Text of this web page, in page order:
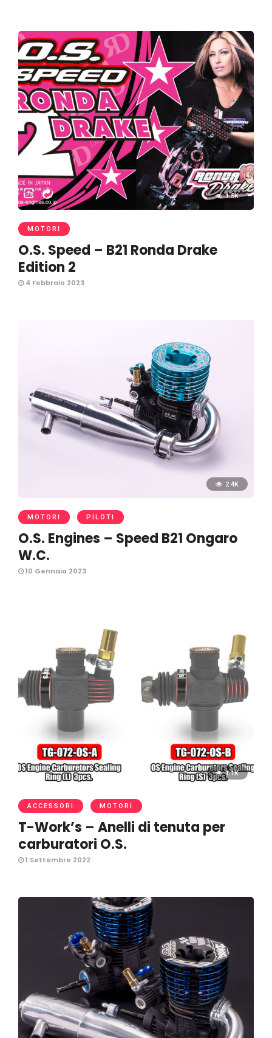
1.5K
MOTORI
O.S. Speed – B21 Ronda Drake
Edition 2
4 Febbraio 2023
2.4K
MOTORI PILOTI
O.S. Engines – Speed B21 Ongaro
W.C.
10 Gennaio 2023
1.1K
ACCESSORI MOTORI
T-Work’s – Anelli di tenuta per
carburatori O.S.
1 Settembre 2022